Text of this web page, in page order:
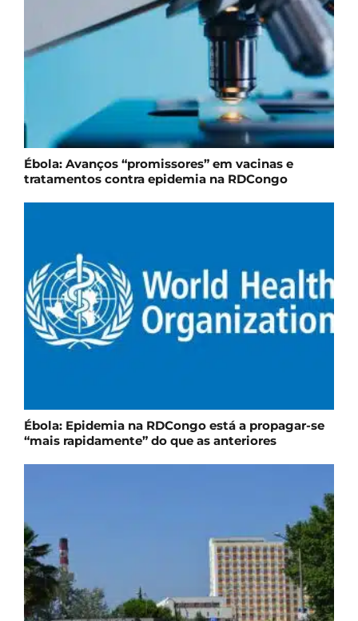
Ébola: Avanços “promissores” em vacinas e
tratamentos contra epidemia na RDCongo
Ébola: Epidemia na RDCongo está a propagar-se
“mais rapidamente” do que as anteriores